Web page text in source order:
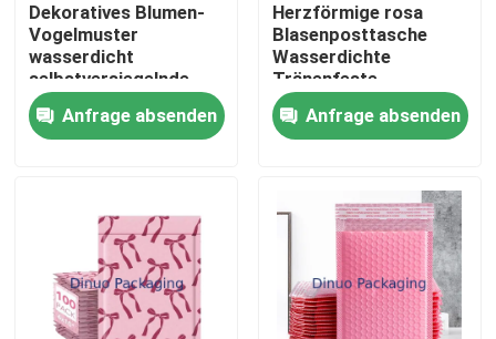
Produkte
Videos
Dekoratives Blumen-
Vogelmuster
wasserdicht
selbstversiegelnde
Blase-Mailing-Tasche
für die Verpackung
Anfrage absenden
Herzförmige rosa
Blasenposttasche
Wasserdichte
Tränenfeste
Liebesblasenpackung
für
Geschenkverpackungen
Anfrage absenden